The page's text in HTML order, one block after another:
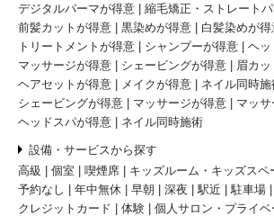
デジタルパーマが得意
縮毛矯正・ストレート
前髪カットが得意
黒染めが得意
白髪染めが得
トリートメントが得意
シャンプーが得意
ヘッ
マッサージが得意
シェービングが得意
眉カ
ヘアセットが得意
メイクが得意 ネイル同時施
シェービングが得意
マッサージが得意
マッ
ヘッドスパが得意
ネイル同時施術
設備・サービスから探す
高級
個室 喫煙席 キッズルーム・キッズスペ
予約なし
年中無休 早朝 深夜 駅近 駐車場
クレジットカード
体験
個人サロン・プライベ